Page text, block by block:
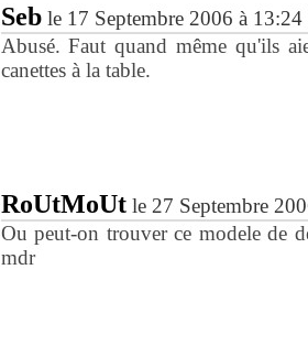
Seble 17 Septembre 2006 à 13:24
Abusé. Faut quand même qu'ils
canettes à la table.
RoUtMoUtle 27 Septembre
Ou peut-on trouver ce modele de
mdr